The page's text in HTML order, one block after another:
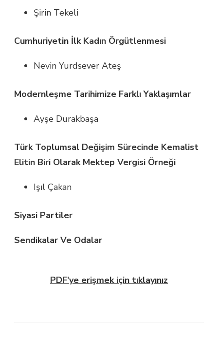
Şirin Tekeli
Cumhuriyetin İlk Kadın Örgütlenmesi
Nevin Yurdsever Ateş
Modernleşme Tarihimize Farklı Yaklaşımlar
Ayşe Durakbaşa
Türk Toplumsal Değişim Sürecinde Kemalist
Elitin Biri Olarak Mektep Vergisi Örneği
Işıl Çakan
Siyasi Partiler
Sendikalar Ve Odalar
PDF’ye erişmek için tıklayınız